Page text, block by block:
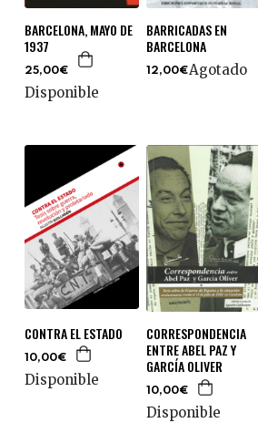
BARCELONA, MAYO DE
1937
25,00€
Disponible
BARRICADAS EN
BARCELONA
12,00€Agotado
CONTRA EL ESTADO
10,00€
Disponible
CORRESPONDENCIA
ENTRE ABEL PAZ Y
GARCÍA OLIVER
10,00€
Disponible